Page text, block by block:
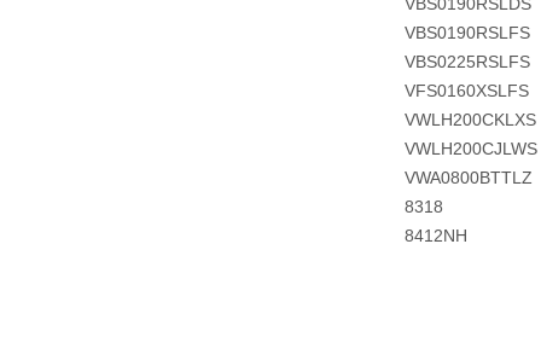
VBS0190RSLFS
VBS0225RSLFS
VFS0160XSLFS
VWLH200CKLXS
VWLH200CJLWS
VWA0800BTTLZ
8318
8412NH